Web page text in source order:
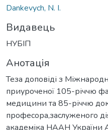
Dankevych, N. I.
Видавець
НУБІП
Анотація
Теза доповіді з
приуроченої 105-річчю
медицини та 85-річчю
професора,заслуженого
академіка НААН України